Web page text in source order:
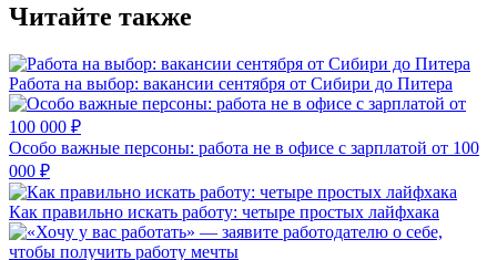
Читайте также
Работа на выбор: вакансии сентября от Сибири до Питера
Особо важные персоны: работа не в офисе с зарплатой от 100
000 ₽
Как правильно искать работу: четыре простых лайфхака